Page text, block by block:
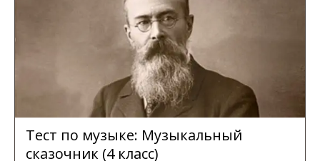
Тест по музыке: Музыкальный
сказочник (4 класс)